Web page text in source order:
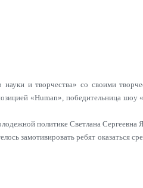
и творчества» со своими
«Human», победительница
политике Светлана Сергеевна
замотивировать ребят оказаться